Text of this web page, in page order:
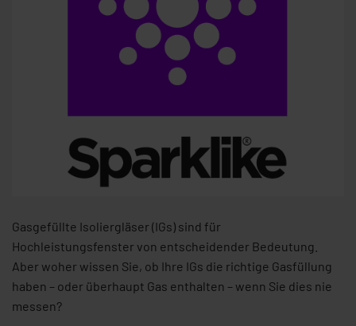
Gasgefüllte Isoliergläser (IGs) sind für
Hochleistungsfenster von entscheidender Bedeutung.
Aber woher wissen Sie, ob Ihre IGs die richtige Gasfüllung
haben – oder überhaupt Gas enthalten – wenn Sie dies nie
messen?